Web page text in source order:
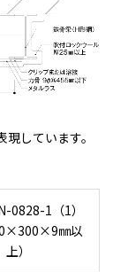
しています。
0828-1（1）
㎜以
上）